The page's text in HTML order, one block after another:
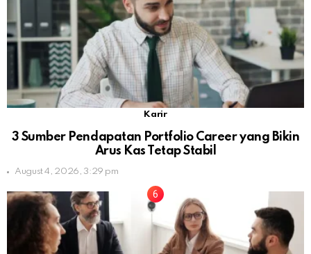
Karir
3 Sumber Pendapatan Portfolio Career yang Bikin
Arus Kas Tetap Stabil
August 4, 2026, 3:29 pm